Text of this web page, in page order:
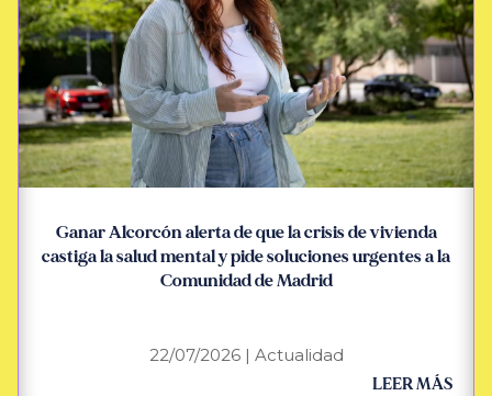
Ganar Alcorcón alerta de que la crisis de vivienda
castiga la salud mental y pide soluciones urgentes a la
Comunidad de Madrid
22/07/2026| Actualidad
LEER MÁS